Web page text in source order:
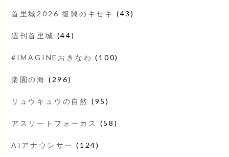
首里城2026 復興のキセキ (43)
週刊首里城 (44)
#IMAGINEおきなわ (100)
楽園の海 (296)
リュウキュウの自然 (95)
アスリートフォーカス (58)
AIアナウンサー (124)